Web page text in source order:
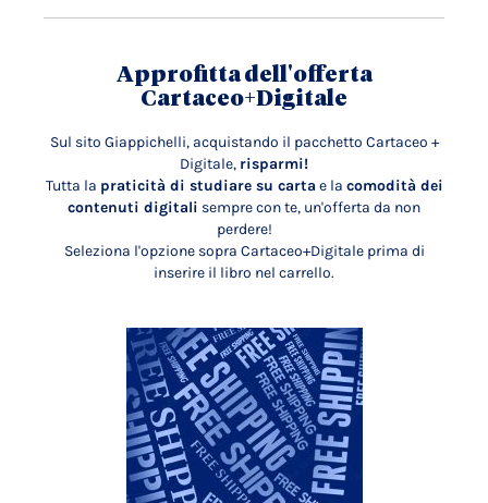
Approfitta dell'offerta
Cartaceo+Digitale
Sul sito Giappichelli, acquistando il pacchetto Cartaceo +
Digitale, risparmi!
Tutta la praticità di studiare su carta e la comodità dei
contenuti digitali sempre con te, un'offerta da non
perdere!
Seleziona l'opzione sopra Cartaceo+Digitale prima di
inserire il libro nel carrello.